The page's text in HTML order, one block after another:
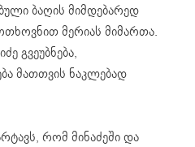
ბაღის მიმდებარედ
მერიას მიმართა.
გვეუბნება,
მათთვის ნაკლებად
რომ მინაძეში და